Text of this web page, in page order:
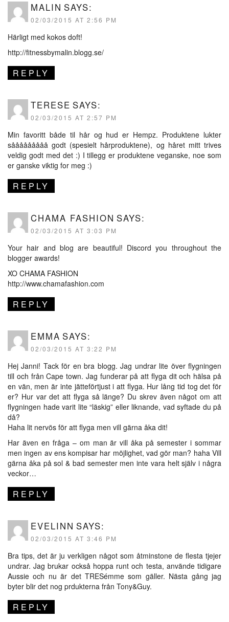
MALIN SAYS:
02/03/2015 AT 2:56 PM
Härligt med kokos doft!
http://fitnessbymalin.blogg.se/
REPLY
TERESE SAYS:
02/03/2015 AT 2:57 PM
Min favoritt både til hår og hud er Hempz. Produktene lukter
sååååååååå godt (spesielt hårproduktene), og håret mitt trives
veldig godt med det :) I tillegg er produktene veganske, noe som
er ganske viktig for meg :)
REPLY
CHAMA FASHION SAYS:
02/03/2015 AT 3:03 PM
Your hair and blog are beautiful! Discord you throughout the
blogger awards!
XO CHAMA FASHION
http://www.chamafashion.com
REPLY
EMMA SAYS:
02/03/2015 AT 3:22 PM
Hej Janni! Tack för en bra blogg. Jag undrar lite över flygningen
till och från Cape town. Jag funderar på att flyga dit och hälsa på
en vän, men är inte jätteförtjust i att flyga. Hur lång tid tog det för
er? Hur var det att flyga så länge? Du skrev även något om att
flygningen hade varit lite “läskig” eller liknande, vad syftade du på
då?
Haha lit nervös för att flyga men vill gärna åka dit!
Har även en fråga – om man är vill åka på semester i sommar
men ingen av ens kompisar har möjlighet, vad gör man? haha Vill
gärna åka på sol & bad semester men inte vara helt själv i några
veckor…
REPLY
EVELINN SAYS:
02/03/2015 AT 3:46 PM
Bra tips, det är ju verkligen något som åtminstone de flesta tjejer
undrar. Jag brukar också hoppa runt och testa, använde tidigare
Aussie och nu är det TRESémme som gäller. Nästa gång jag
byter blir det nog prdukterna från Tony&Guy.
REPLY